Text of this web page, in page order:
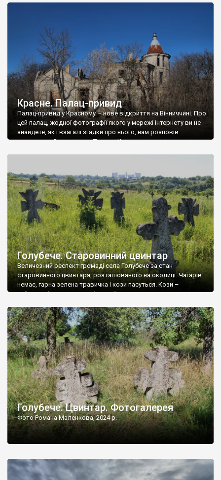
Красне. Палац-привид
Палац-привид у Красному – нове відкриття на Вінниччині. Про
цей палац, жодної фотографії якого у мережі інтернету ви не
знайдете, як і взагалі згадки про нього, нам розповів
мешканець Самгородка. Палац у Красному вразив не лише
Голубече. Старовинний цвинтар
Величезний респект громаді села Голубече за стан
старовинного цвинтаря, розташованого на околиці. Чагарів
немає, гарна зелена травичка і кози пасуться. Кози –
найкращий регулятор шкідливої, для старих кладовищ,
бруньками, кози ті бруньки обгризають, бо то улюблений
делікатес. На цвинтарі у Голубечому ціла колекція
різноманітних форм хрестів. Село відносно невелике, […]
Голубече. Цвинтар. Фотогалерея
Фото Романа Маленкова, 2024 р.